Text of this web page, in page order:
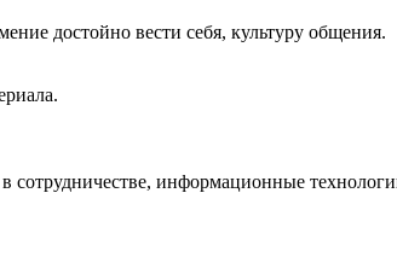
достойно вести себя, культуру общения.
сотрудничестве, информационные